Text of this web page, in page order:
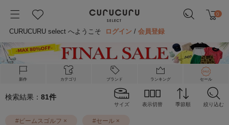
0
CURUCURU select へようこそ ログイン /会員登録
新作 カテゴリ ブランド ランキング セール
検索結果： 81件
サイズ 表示切替 季節順 絞り込む
#ビームスゴルフ × #セール ×